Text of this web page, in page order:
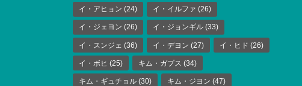
イ・アヒョン (24) イ・イルファ (26)
イ・ジェヨン (26) イ・ジョンギル (33)
イ・スンジェ (36) イ・デヨン (27) イ・ヒド (26)
イ・ボヒ (25) キム・ガプス (34)
キム・ギュチョル (30) キム・ジヨン (47)